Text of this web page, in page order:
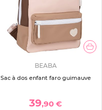
BEABA
Sac à dos enfant faro guimauve
39,90 €